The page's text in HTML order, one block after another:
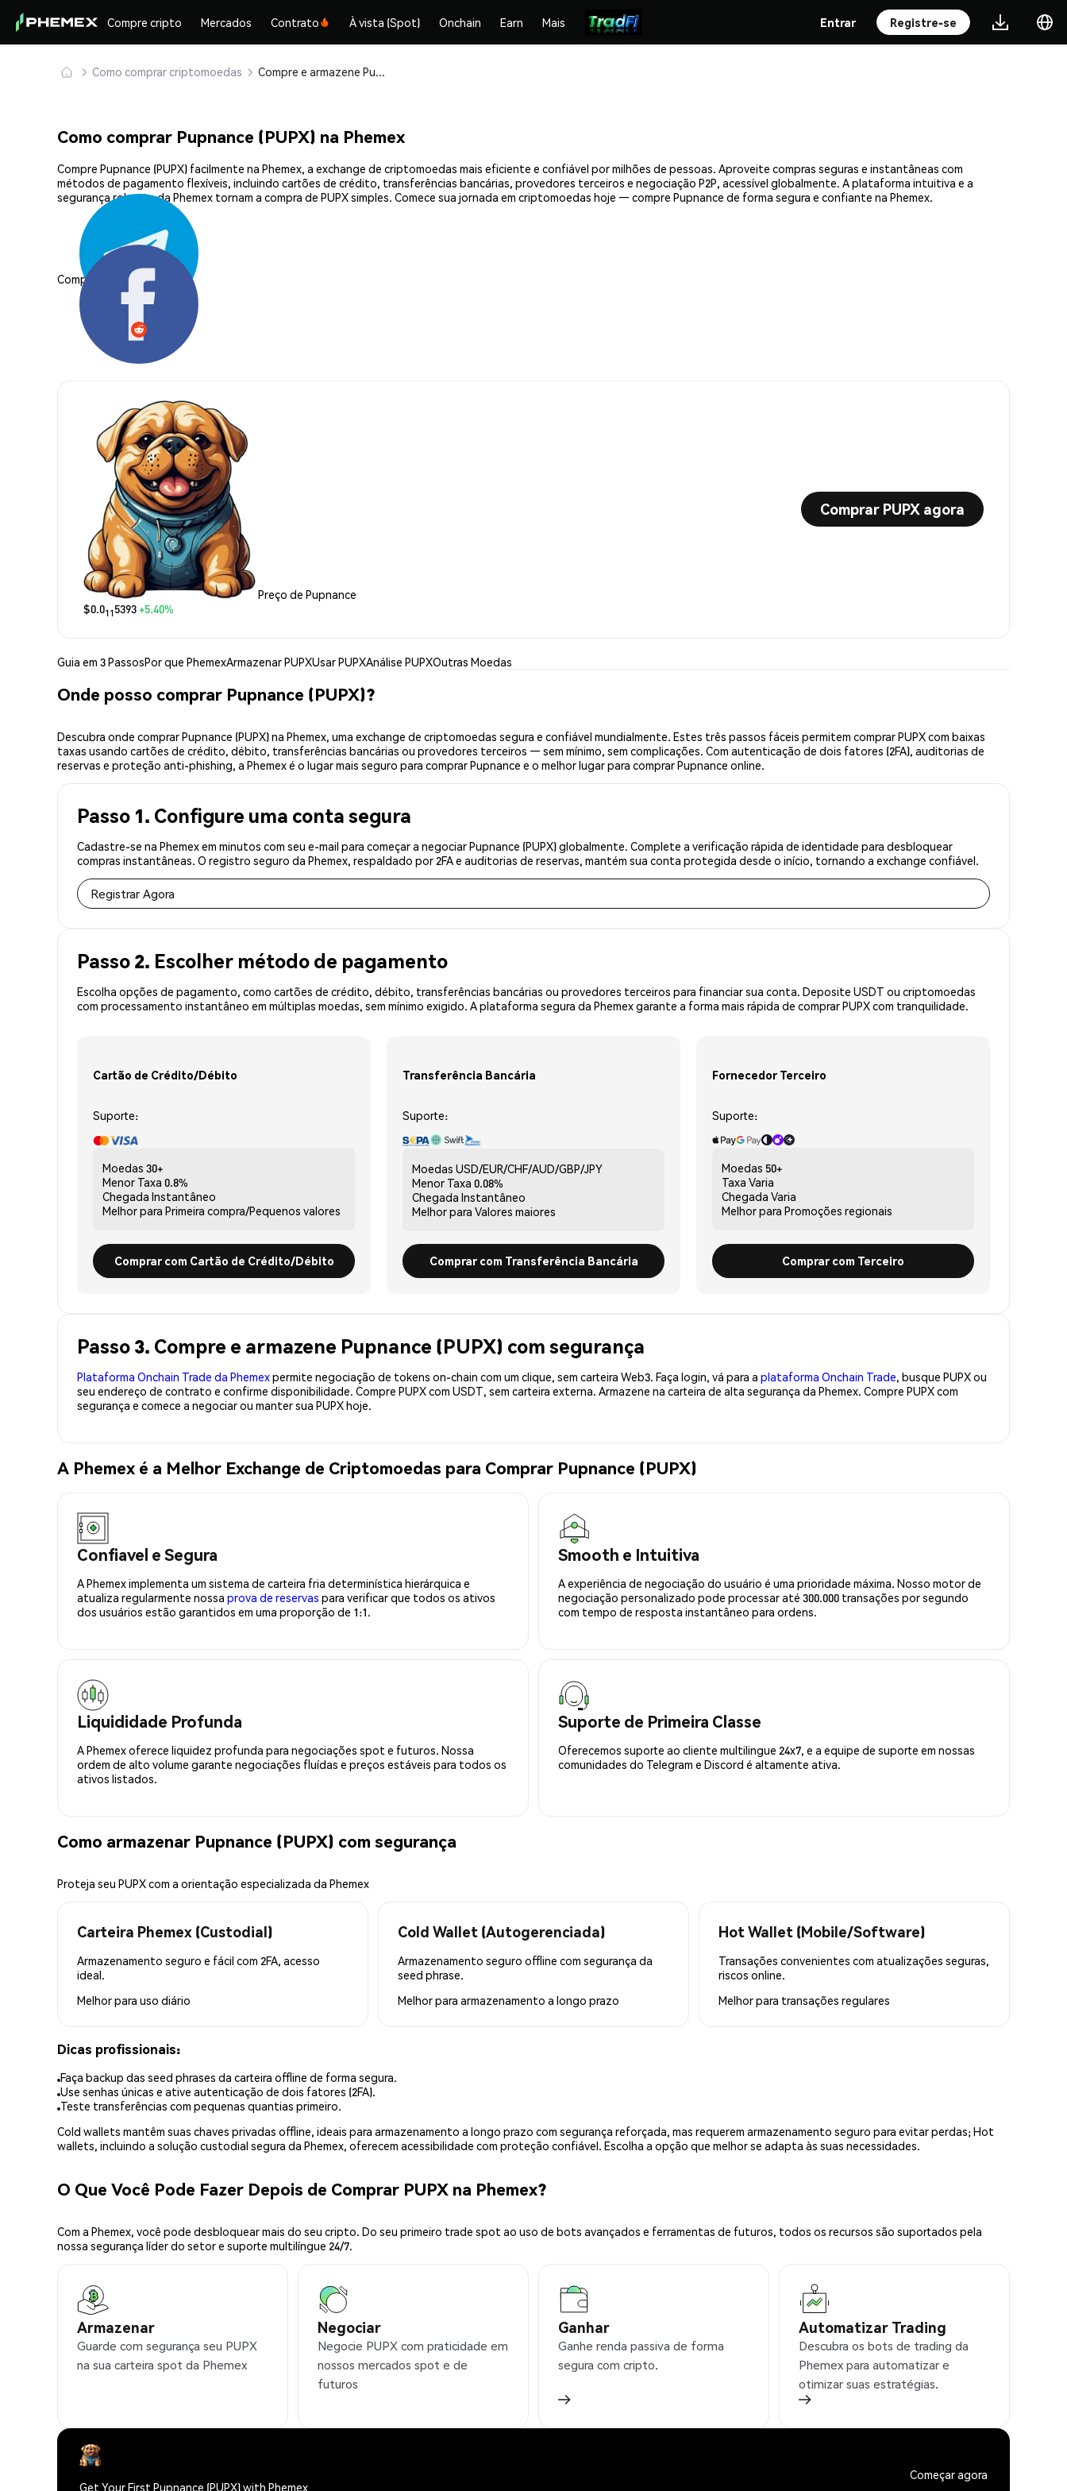
Compre cripto Mercados Contrato À vista (Spot) Onchain Earn Mais Entrar Registre-se
Como comprar criptomoedas Compre e armazene Pupnance (PUPX) com segurança
Como comprar Pupnance (PUPX) na Phemex
Compre Pupnance (PUPX) facilmente na Phemex, a exchange de criptomoedas mais eficiente e confiável por milhões de pessoas. Aproveite compras seguras e instantâneas com
métodos de pagamento flexíveis, incluindo cartões de crédito, transferências bancárias, provedores terceiros e negociação P2P, acessível globalmente. A plataforma intuitiva e a
segurança robusta da Phemex tornam a compra de PUPX simples. Comece sua jornada em criptomoedas hoje — compre Pupnance de forma segura e confiante na Phemex.
Compartilhar:
Preço de Pupnance
$0.0115393+5.40%
Comprar PUPX agora
Guia em 3 PassosPor que PhemexArmazenar PUPXUsar PUPXAnálise PUPXOutras Moedas
Onde posso comprar Pupnance (PUPX)?
Descubra onde comprar Pupnance (PUPX) na Phemex, uma exchange de criptomoedas segura e confiável mundialmente. Estes três passos fáceis permitem comprar PUPX com baixas
taxas usando cartões de crédito, débito, transferências bancárias ou provedores terceiros — sem mínimo, sem complicações. Com autenticação de dois fatores (2FA), auditorias de
reservas e proteção anti-phishing, a Phemex é o lugar mais seguro para comprar Pupnance e o melhor lugar para comprar Pupnance online.
Passo 1. Configure uma conta segura
Cadastre-se na Phemex em minutos com seu e-mail para começar a negociar Pupnance (PUPX) globalmente. Complete a verificação rápida de identidade para desbloquear
compras instantâneas. O registro seguro da Phemex, respaldado por 2FA e auditorias de reservas, mantém sua conta protegida desde o início, tornando a exchange confiável.
Registrar Agora
Passo 2. Escolher método de pagamento
Escolha opções de pagamento, como cartões de crédito, débito, transferências bancárias ou provedores terceiros para financiar sua conta. Deposite USDT ou criptomoedas
com processamento instantâneo em múltiplas moedas, sem mínimo exigido. A plataforma segura da Phemex garante a forma mais rápida de comprar PUPX com tranquilidade.
Cartão de Crédito/Débito
Suporte:
Moedas 30+
Menor Taxa 0.8%
Chegada Instantâneo
Melhor para Primeira compra/Pequenos valores
Comprar com Cartão de Crédito/Débito
Transferência Bancária
Suporte:
Moedas USD/EUR/CHF/AUD/GBP/JPY
Menor Taxa 0.08%
Chegada Instantâneo
Melhor para Valores maiores
Comprar com Transferência Bancária
Fornecedor Terceiro
Suporte:
Moedas 50+
Taxa Varia
Chegada Varia
Melhor para Promoções regionais
Comprar com Terceiro
Passo 3. Compre e armazene Pupnance (PUPX) com segurança
Plataforma Onchain Trade da Phemexpermite negociação de tokens on-chain com um clique, sem carteira Web3. Faça login, vá para a plataforma Onchain Trade, busque PUPX ou
seu endereço de contrato e confirme disponibilidade. Compre PUPX com USDT, sem carteira externa. Armazene na carteira de alta segurança da Phemex. Compre PUPX com
segurança e comece a negociar ou manter sua PUPX hoje.
A Phemex é a Melhor Exchange de Criptomoedas para Comprar Pupnance (PUPX)
Confiavel e Segura
A Phemex implementa um sistema de carteira fria determinística hierárquica e
atualiza regularmente nossa prova de reservas para verificar que todos os ativos
dos usuários estão garantidos em uma proporção de 1:1.
Smooth e Intuitiva
A experiência de negociação do usuário é uma prioridade máxima. Nosso motor de
negociação personalizado pode processar até 300.000 transações por segundo
com tempo de resposta instantâneo para ordens.
Liquididade Profunda
A Phemex oferece liquidez profunda para negociações spot e futuros. Nossa
ordem de alto volume garante negociações fluídas e preços estáveis para todos os
ativos listados.
Suporte de Primeira Classe
Oferecemos suporte ao cliente multilingue 24x7, e a equipe de suporte em nossas
comunidades do Telegram e Discord é altamente ativa.
Como armazenar Pupnance (PUPX) com segurança
Proteja seu PUPX com a orientação especializada da Phemex
Carteira Phemex (Custodial)
Armazenamento seguro e fácil com 2FA, acesso
ideal.
Melhor para uso diário
Cold Wallet (Autogerenciada)
Armazenamento seguro offline com segurança da
seed phrase.
Melhor para armazenamento a longo prazo
Hot Wallet (Mobile/Software)
Transações convenientes com atualizações seguras,
riscos online.
Melhor para transações regulares
Dicas profissionais:
Faça backup das seed phrases da carteira offline de forma segura.
Use senhas únicas e ative autenticação de dois fatores (2FA).
Teste transferências com pequenas quantias primeiro.
Cold wallets mantêm suas chaves privadas offline, ideais para armazenamento a longo prazo com segurança reforçada, mas requerem armazenamento seguro para evitar perdas; Hot
wallets, incluindo a solução custodial segura da Phemex, oferecem acessibilidade com proteção confiável. Escolha a opção que melhor se adapta às suas necessidades.
O Que Você Pode Fazer Depois de Comprar PUPX na Phemex?
Com a Phemex, você pode desbloquear mais do seu cripto. Do seu primeiro trade spot ao uso de bots avançados e ferramentas de futuros, todos os recursos são suportados pela
nossa segurança líder do setor e suporte multilíngue 24/7.
Armazenar
Guarde com segurança seu PUPX
na sua carteira spot da Phemex
Negociar
Negocie PUPX com praticidade em
nossos mercados spot e de
futuros
Ganhar
Ganhe renda passiva de forma
segura com cripto.
Automatizar Trading
Descubra os bots de trading da
Phemex para automatizar e
otimizar suas estratégias.
Get Your First Pupnance (PUPX) with Phemex
Começar agora